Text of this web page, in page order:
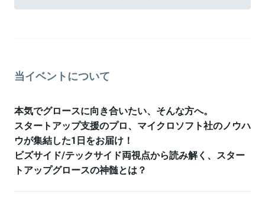
当イベントについて
本気でグロースに向き合いたい、そんな方へ。
スタートアップ支援のプロ、マイクロソフト社のノウハ
ウが集結した1日をお届け！
ビズサイド/テックサイド両視点から読み解く、スター
トアップグロースの神髄とは？